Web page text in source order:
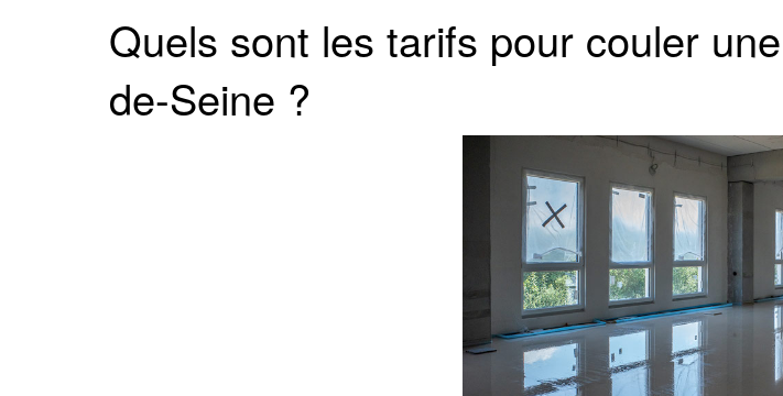
Quels sont les tarifs pour couler
de-Seine ?